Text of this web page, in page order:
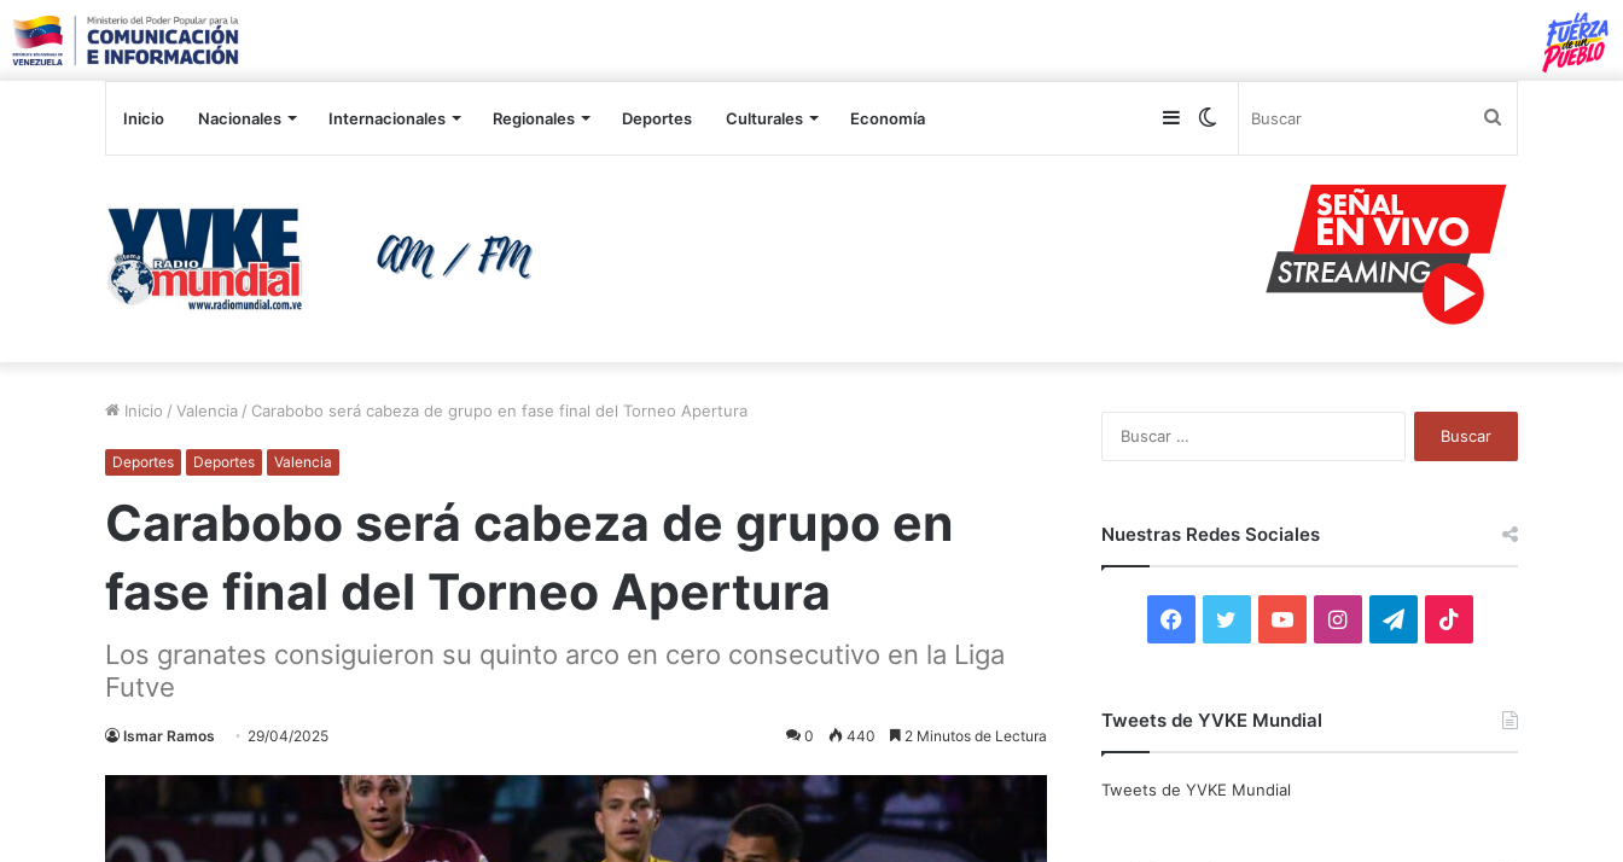
Inicio Nacionales Internacionales Regionales Deportes Culturales Economía Switch
Sidebar
Inicio / Valencia / Carabobo será cabeza de grupo en fase final del Torneo Apertura
Deportes Deportes Valencia
Carabobo será cabeza de grupo en
fase final del Torneo Apertura
Los granates consiguieron su quinto arco en cero consecutivo en la Liga
Futve
Ismar Ramos 29/04/2025 0 440 2 Minutos de Lectura
Nuestras Redes Sociales
F
c
i
Y
u
I
T
Tweets de YVKE Mundial
Tweets de YVKE Mundial